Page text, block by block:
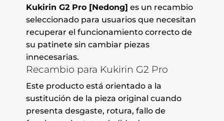
Kukirin G2 Pro [Nedong] es un recambio
seleccionado para usuarios que necesitan
recuperar el funcionamiento correcto de
su patinete sin cambiar piezas
innecesarias.
Recambio para Kukirin G2 Pro
Este producto está orientado a la
sustitución de la pieza original cuando
presenta desgaste, rotura, fallo de